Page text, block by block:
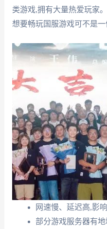
类游戏,拥有大量热爱玩家
想要畅玩国服游戏可不是一
网速慢、延迟高,影
部分游戏服务器有地